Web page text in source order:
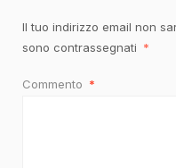
Il tuo indirizzo email non
sono contrassegnati *
Commento *